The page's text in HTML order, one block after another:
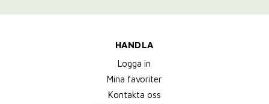
HANDLA
Logga in
Mina favoriter
Kontakta oss